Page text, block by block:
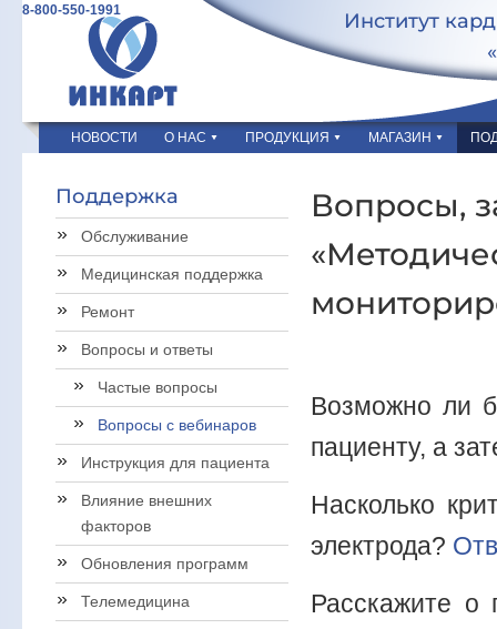
Институт
8-800-550-1991
НОВОСТИ О НАС ПРОДУКЦИЯ МАГАЗИН
Вопросы,
Возможно ли
пациенту, а
Насколько
электрода?
Расскажите о
Поддержка
Обслуживание
Медицинская поддержка
Ремонт
Вопросы и ответы
Частые вопросы
Вопросы с вебинаров
Инструкция для пациента
Влияние внешних
факторов
Обновления программ
Телемедицина